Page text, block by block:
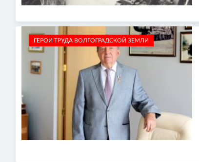
ГЕРОИ ТРУДА ВОЛГОГРАДСКОЙ ЗЕМЛИ